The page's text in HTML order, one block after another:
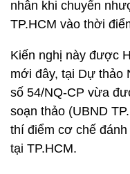
nhân khi chuyển
TP.HCM vào thời
Kiến nghị này được
mới đây, tại Dự thảo
số 54/NQ-CP vừa
soạn thảo (UBND
thí điểm cơ chế
tại TP.HCM.